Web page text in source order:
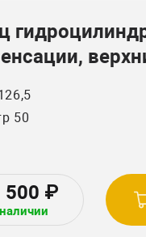
(MU007)
50
500 ₽